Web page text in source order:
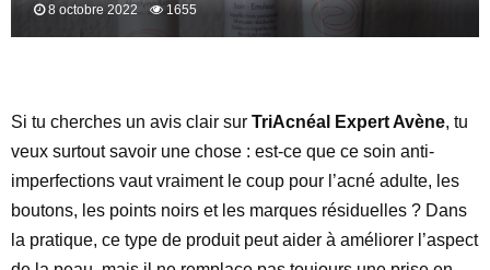
8 octobre 2022 1655
Si tu cherches un avis clair sur TriAcnéal Expert Avène, tu
veux surtout savoir une chose : est-ce que ce soin anti-
imperfections vaut vraiment le coup pour l’acné adulte, les
boutons, les points noirs et les marques résiduelles ? Dans
la pratique, ce type de produit peut aider à améliorer l’aspect